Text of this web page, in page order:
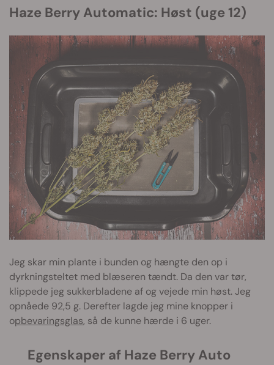
Haze Berry Automatic: Høst (uge 12)
Jeg skar min plante i bunden og hængte den op i
dyrkningsteltet med blæseren tændt. Da den var tør,
klippede jeg sukkerbladene af og vejede min høst. Jeg
opnåede 92,5 g. Derefter lagde jeg mine knopper i
opbevaringsglas, så de kunne hærde i 6 uger.
Egenskaper af Haze Berry Auto